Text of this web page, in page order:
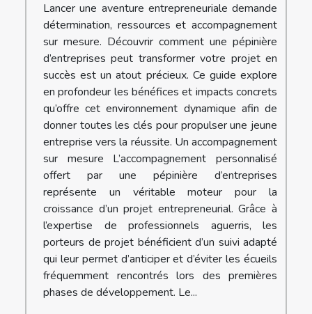
Lancer une aventure entrepreneuriale demande
détermination, ressources et accompagnement
sur mesure. Découvrir comment une pépinière
d’entreprises peut transformer votre projet en
succès est un atout précieux. Ce guide explore
en profondeur les bénéfices et impacts concrets
qu’offre cet environnement dynamique afin de
donner toutes les clés pour propulser une jeune
entreprise vers la réussite. Un accompagnement
sur mesure L’accompagnement personnalisé
offert par une pépinière d’entreprises
représente un véritable moteur pour la
croissance d’un projet entrepreneurial. Grâce à
l’expertise de professionnels aguerris, les
porteurs de projet bénéficient d’un suivi adapté
qui leur permet d’anticiper et d’éviter les écueils
fréquemment rencontrés lors des premières
phases de développement. Le...